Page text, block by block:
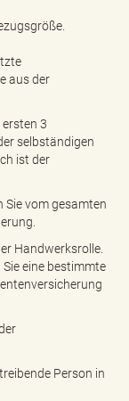
aus der
ersten 3
selbständigen
ist der
vom gesamten
Handwerksrolle.
eine bestimmte
Person in